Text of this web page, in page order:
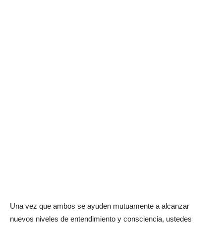
Una vez que ambos se ayuden mutuamente a alcanzar
nuevos niveles de entendimiento y consciencia, ustedes